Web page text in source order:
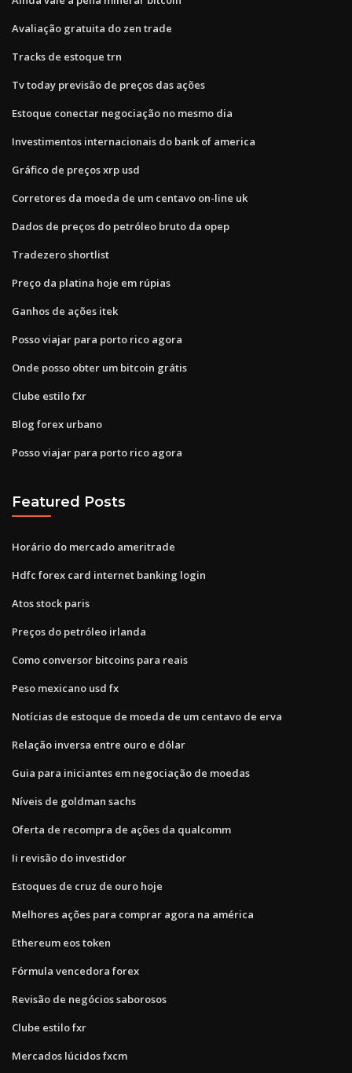
Avaliação gratuita do zen trade
Tracks de estoque trn
Tv today previsão de preços das ações
Estoque conectar negociação no mesmo dia
Investimentos internacionais do bank of america
Gráfico de preços xrp usd
Corretores da moeda de um centavo on-line uk
Dados de preços do petróleo bruto da opep
Tradezero shortlist
Preço da platina hoje em rúpias
Ganhos de ações itek
Posso viajar para porto rico agora
Onde posso obter um bitcoin grátis
Clube estilo fxr
Blog forex urbano
Posso viajar para porto rico agora
Featured Posts
Horário do mercado ameritrade
Hdfc forex card internet banking login
Atos stock paris
Preços do petróleo irlanda
Como conversor bitcoins para reais
Peso mexicano usd fx
Notícias de estoque de moeda de um centavo de erva
Relação inversa entre ouro e dólar
Guia para iniciantes em negociação de moedas
Níveis de goldman sachs
Oferta de recompra de ações da qualcomm
Ii revisão do investidor
Estoques de cruz de ouro hoje
Melhores ações para comprar agora na américa
Ethereum eos token
Fórmula vencedora forex
Revisão de negócios saborosos
Clube estilo fxr
Mercados lúcidos fxcm